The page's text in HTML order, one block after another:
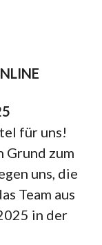
für uns!
Grund zum
uns, die
Team aus
in der